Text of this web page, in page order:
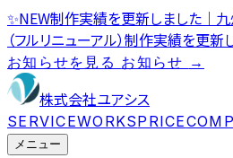
✨NEW制作実績を更新しました｜
（フルリニューアル）制作実績を更新
お知らせを見る お知らせ →
株式会社ユアシス
SERVICEWORKSPRICE
メニュー